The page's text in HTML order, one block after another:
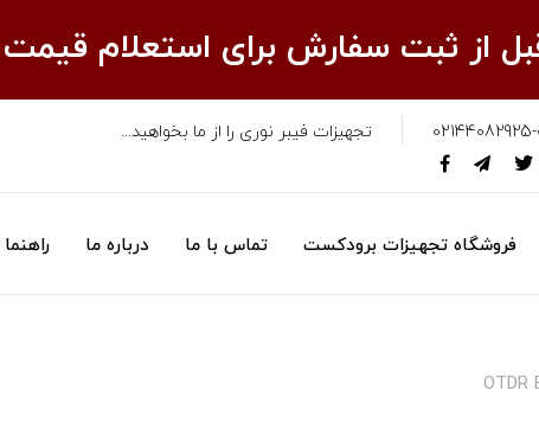
از ثبت سفارش برای استعلام
تجهیزات فیبر نوری را از ما بخواهید...
فروشگاه تجهیزات برودکست تماس با ما درباره ما راهنما